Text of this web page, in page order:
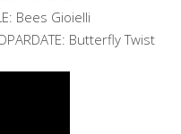
Bees Gioielli
Butterfly Twist